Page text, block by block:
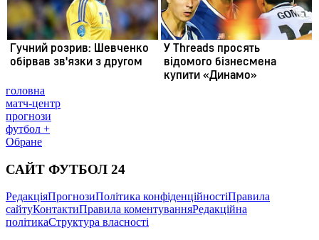
головна
матч-центр
прогнози
футбол +
Обране
САЙТ ФУТБОЛ 24
РедакціяПрогнозиПолітика конфіденційностіПравила
сайтуКонтактиПравила коментуванняРедакційна
політикаСтруктура власності